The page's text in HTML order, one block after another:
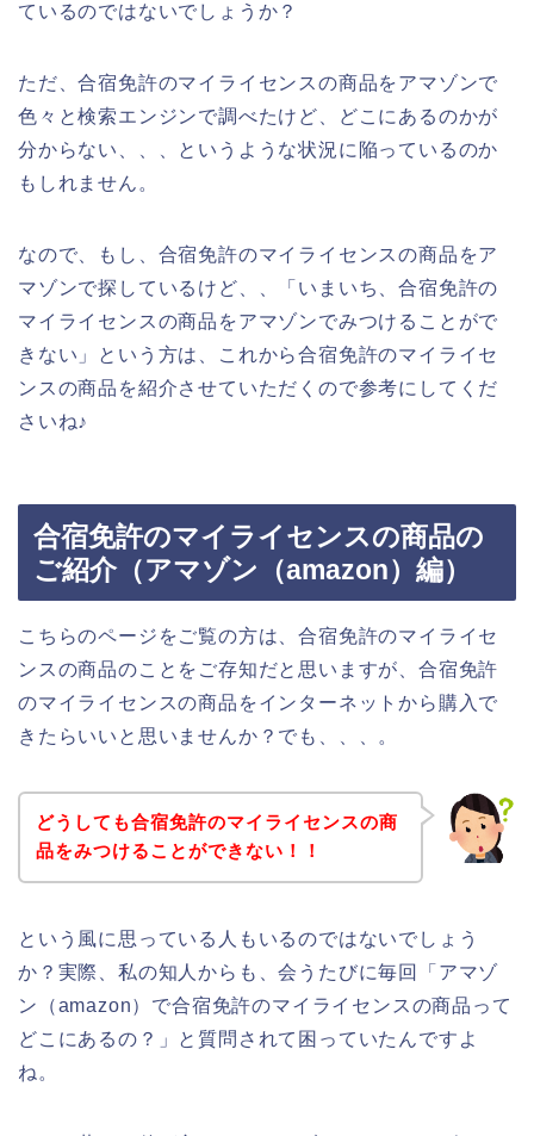
ているのではないでしょうか？
ただ、合宿免許のマイライセンスの商品をアマゾンで
色々と検索エンジンで調べたけど、どこにあるのかが
分からない、、、というような状況に陥っているのか
もしれません。
なので、もし、合宿免許のマイライセンスの商品をア
マゾンで探しているけど、、「いまいち、合宿免許の
マイライセンスの商品をアマゾンでみつけることがで
きない」という方は、これから合宿免許のマイライセ
ンスの商品を紹介させていただくので参考にしてくだ
さいね♪
合宿免許のマイライセンスの商品の
ご紹介（アマゾン（amazon）編）
こちらのページをご覧の方は、合宿免許のマイライセ
ンスの商品のことをご存知だと思いますが、合宿免許
のマイライセンスの商品をインターネットから購入で
きたらいいと思いませんか？でも、、、。
どうしても合宿免許のマイライセンスの商
品をみつけることができない！！
という風に思っている人もいるのではないでしょう
か？実際、私の知人からも、会うたびに毎回「アマゾ
ン（amazon）で合宿免許のマイライセンスの商品って
どこにあるの？」と質問されて困っていたんですよ
ね。